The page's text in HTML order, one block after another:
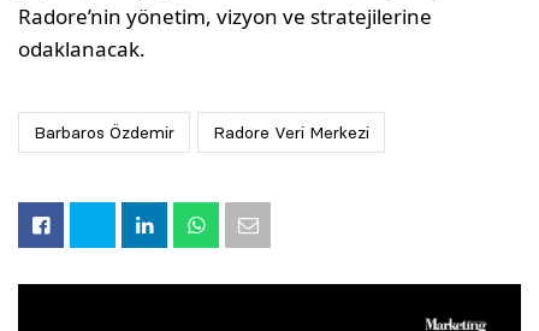
Radore’nin yönetim, vizyon ve stratejilerine
odaklanacak.
Barbaros Özdemir Radore Veri Merkezi